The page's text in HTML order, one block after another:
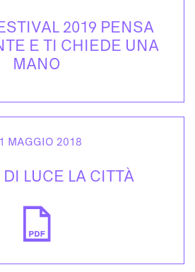
2019 PENSA
E TI CHIEDE UNA
MANO
MAGGIO 2018
LUCE LA CITTÀ